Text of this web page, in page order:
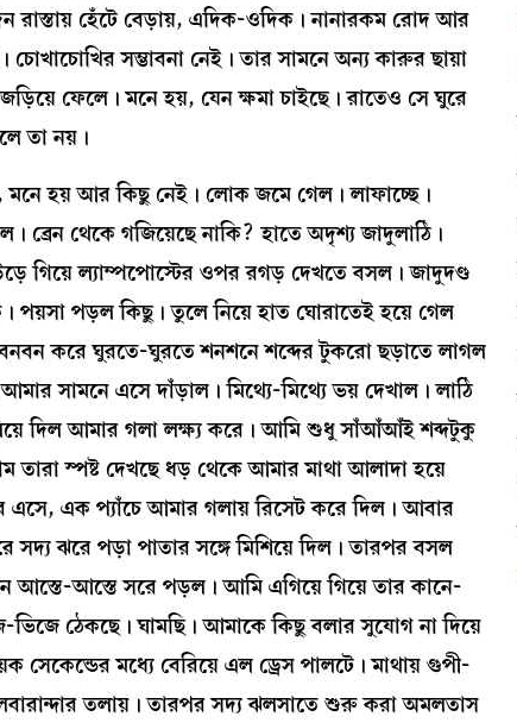
হেঁটে বেড়ায়, এদিক-ওদিক। নানারকম রোদ আর
সম্ভাবনা নেই। তার সামনে অন্য কারুর ছায়া
ফেলে। মনে হয়, যেন ক্ষমা চাইছে। রাতেও সে ঘুরে
তা নয়।
হয় আর কিছু নেই। লোক জমে গেল। লাফাচ্ছে।
ব্রেন থেকে গজিয়েছে নাকি? হাতে অদৃশ্য জাদুলাঠি।
গিয়ে ল্যাম্পপোস্টের ওপর রগড় দেখতে বসল। জাদুদণ্ড
পয়সা পড়ল কিছু। তুলে নিয়ে হাত ঘোরাতেই হয়ে গেল
করে ঘুরতে-ঘুরতে শনশনে শব্দের টুকরো ছড়াতে লাগল
সামনে এসে দাঁড়াল। মিথ্যে-মিথ্যে ভয় দেখাল। লাঠি
দিল আমার গলা লক্ষ্য করে। আমি শুধু সাঁআঁআঁই শব্দটুকু
তারা স্পষ্ট দেখছে ধড় থেকে আমার মাথা আলাদা হয়ে
এসে, এক প্যাঁচে আমার গলায় রিসেট করে দিল। আবার
সদ্য ঝরে পড়া পাতার সঙ্গে মিশিয়ে দিল। তারপর বসল
আস্তে-আস্তে সরে পড়ল। আমি এগিয়ে গিয়ে তার কানে-
ঠেকছে। ঘামছি। আমাকে কিছু বলার সুযোগ না দিয়ে
মধ্যে বেরিয়ে এল ড্রেস পালটে। মাথায় গুপী-
তলায়। তারপর সদ্য ঝলসাতে শুরু করা অমলতাস